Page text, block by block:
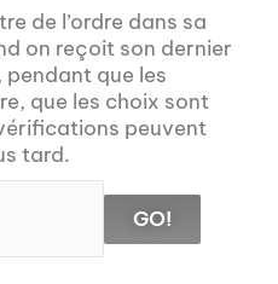
de l’ordre dans sa
on reçoit son dernier
pendant que les
que les choix sont
peuvent
tard.
GO!